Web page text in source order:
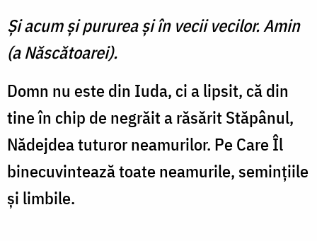
Şi acum şi pururea şi în vecii vecilor. Amin
(a Născătoarei).
Domn nu este din Iuda, ci a lipsit, că din
tine în chip de negrăit a răsărit Stăpânul,
Nădejdea tuturor neamurilor. Pe Care Îl
binecuvintează toate neamurile, seminţiile
şi limbile.